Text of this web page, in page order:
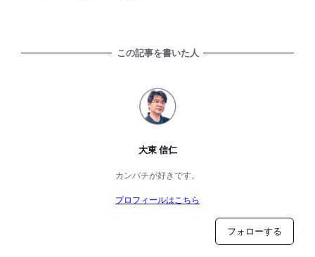
この記事を書いた人
大東 信仁
カンパチが好きです。
プロフィールはこちら
フォローする